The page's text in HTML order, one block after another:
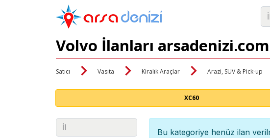
Volvo İlanları
Satıcı Vasıta Kiralık Araçlar Arazi, SUV & Pick-up
XC60
Bu kategoriye henüz ilan